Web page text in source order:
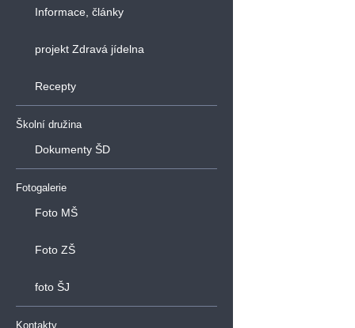
Informace, články
projekt Zdravá jídelna
Recepty
Školní družina
Dokumenty ŠD
Fotogalerie
Foto MŠ
Foto ZŠ
foto ŠJ
Kontakty